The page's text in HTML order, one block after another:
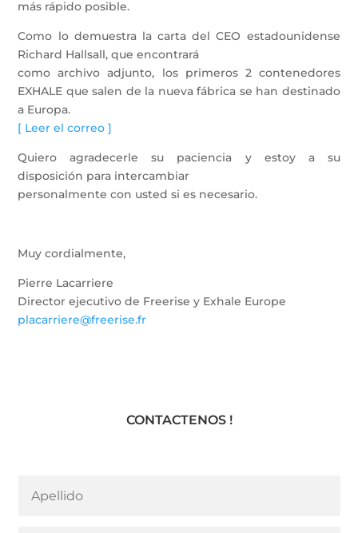
más rápido posible.
Como lo demuestra la carta del CEO estadounidense
Richard Hallsall, que encontrará
como archivo adjunto, los primeros 2 contenedores
EXHALE que salen de la nueva fábrica se han destinado
a Europa.
[ Leer el correo ]
Quiero agradecerle su paciencia y estoy a su
disposición para intercambiar
personalmente con usted si es necesario.
Muy cordialmente,
Pierre Lacarriere
Director ejecutivo de Freerise y Exhale Europe
placarriere@freerise.fr
CONTACTENOS !